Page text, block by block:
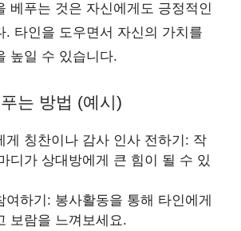
베푸는 것은 자신에게도 긍정적인
. 타인을 도우면서 자신의 가치를
높일 수 있습니다.
는 방법 (예시)
게 칭찬이나 감사 인사 전하기: 작
디가 상대방에게 큰 힘이 될 수 있
여하기: 봉사활동을 통해 타인에게
보람을 느껴보세요.